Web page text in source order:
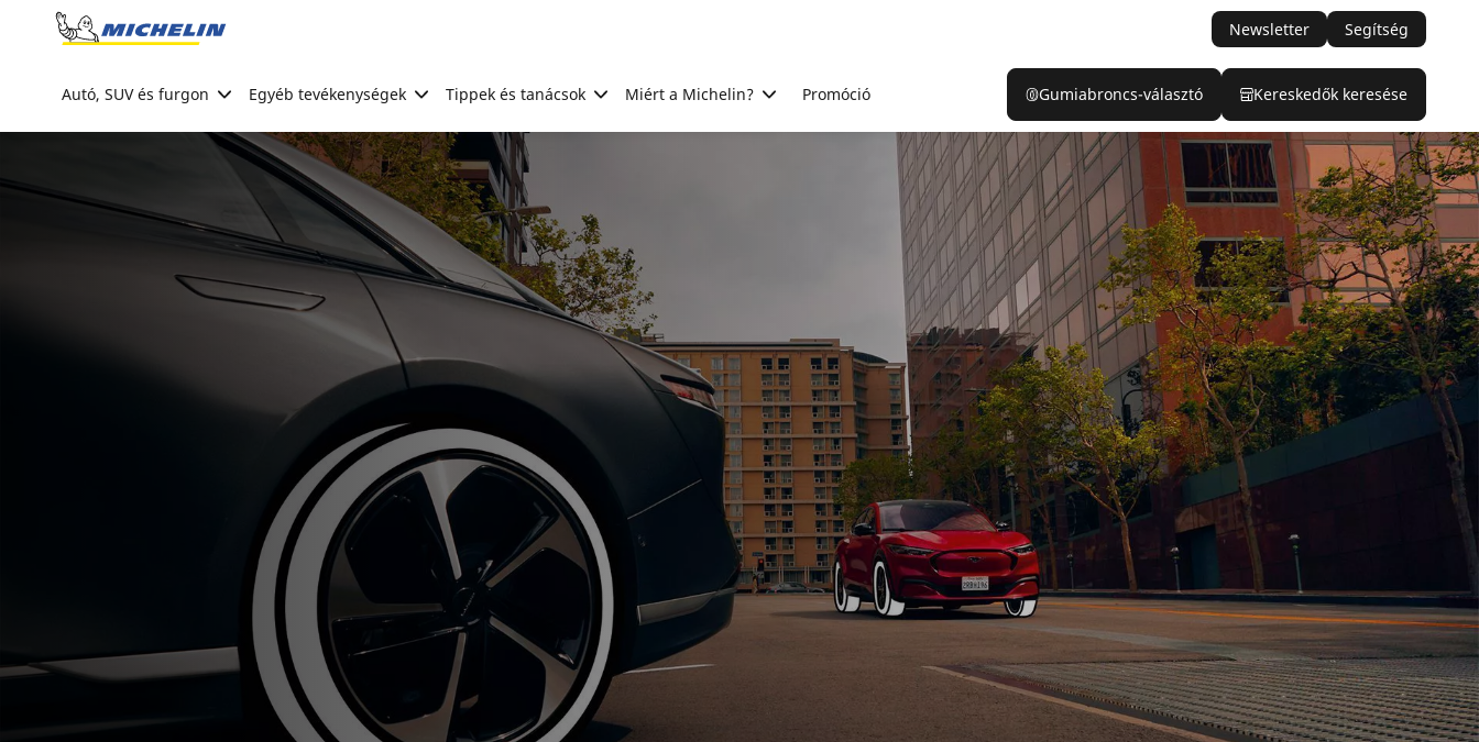
Go to page content
Newsletter Segítség
Autó, SUV és furgon Egyéb tevékenységek Tippek és tanácsok Miért a Michelin? Promóció Gumiabroncs-választó Kereskedők keresése